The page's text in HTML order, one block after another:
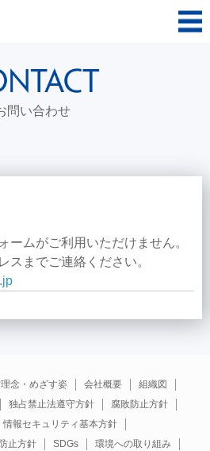
問い合わせ
ームがご利用いただけません。
スまでご連絡ください。
念・めざす姿 会社概要
組織図
独占禁止法遵守方針
腐敗防止方針
情報セキュリティ基本方針
止方針
SDGs
環境への取り組み